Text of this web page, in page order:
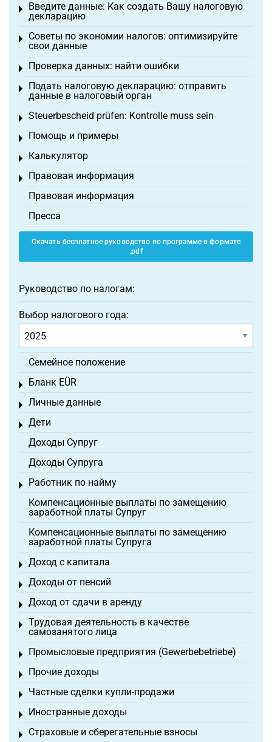
Введите данные: Как создать Вашу налоговую
декларацию
Toggle menu
Советы по экономии налогов: оптимизируйте
свои данные
Toggle menu
Проверка данных: найти ошибки
Toggle menu
Подать налоговую декларацию: отправить
данные в налоговый орган
Toggle menu
Steuerbescheid prüfen: Kontrolle muss sein
Toggle menu
Помощь и примеры
Toggle menu
Калькулятор
Toggle menu
Правовая информация
Toggle menu
Правовая информация
Пресса
Скачать бесплатное руководство по программе в формате
.pdf
Руководство по налогам:
Выбор налогового года:
Семейное положение
Бланк EÜR
Toggle menu
Личные данные
Toggle menu
Дети
Toggle menu
Доходы Супруг
Доходы Супруга
Работник по найму
Toggle menu
Компенсационные выплаты по замещению
заработной платы Супруг
Компенсационные выплаты по замещению
заработной платы Супруга
Доход с капитала
Toggle menu
Доходы от пенсий
Toggle menu
Доход от сдачи в аренду
Toggle menu
Трудовая деятельность в качестве
самозанятого лица
Toggle menu
Промысловые предприятия (Gewerbebetriebe)
Toggle menu
Прочие доходы
Toggle menu
Частные сделки купли-продажи
Toggle menu
Иностранные доходы
Toggle menu
Страховые и сберегательные взносы
Toggle menu